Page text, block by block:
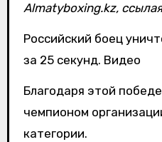
Almatyboxing.kz,
Российский боец
за 25 секунд. Видео
Благодаря этой
чемпионом
категории.